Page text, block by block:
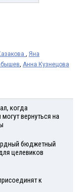
, Яна
, Анна Кузнецова
когда
вернуться на
бюджетный
целевиков
к